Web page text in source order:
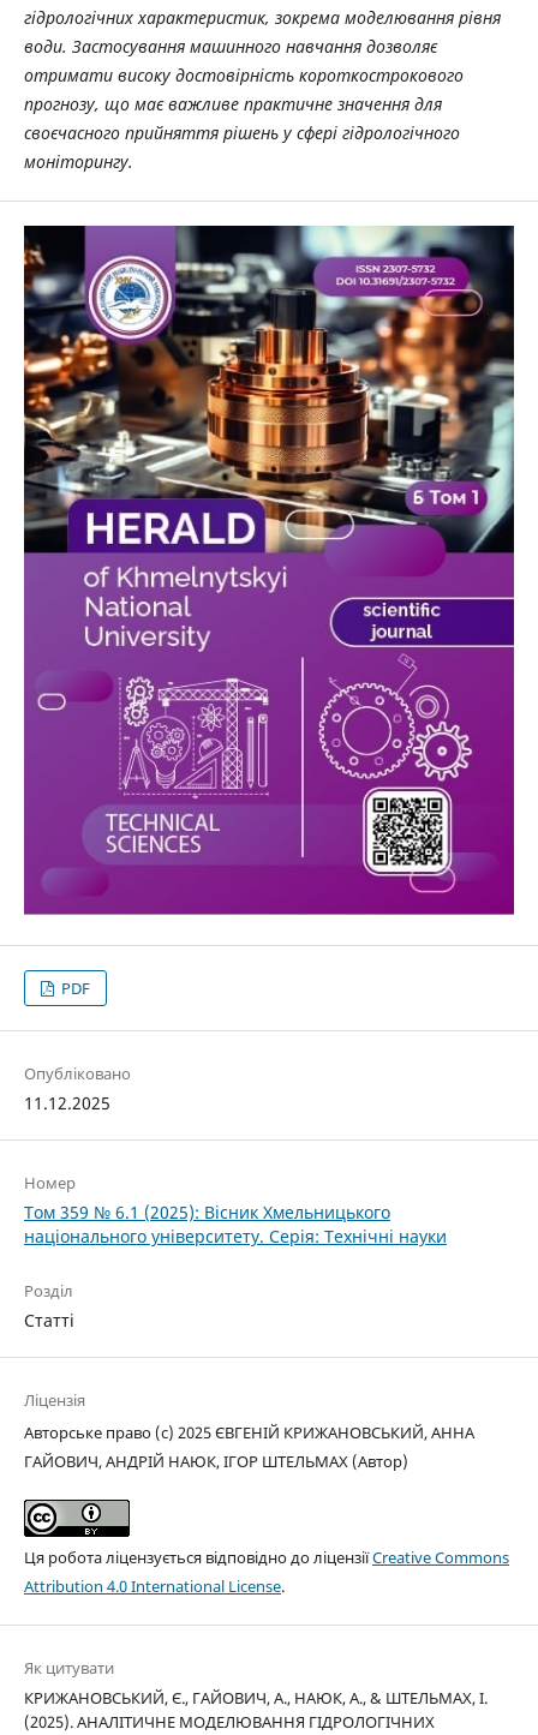
гідрологічних характеристик, зокрема моделювання рівня
води. Застосування машинного навчання дозволяє
отримати високу достовірність короткострокового
прогнозу, що має важливе практичне значення для
своєчасного прийняття рішень у сфері гідрологічного
моніторингу.
PDF
Опубліковано
11.12.2025
Номер
Том 359 № 6.1 (2025): Вісник Хмельницького
національного університету. Серія: Технічні науки
Розділ
Статті
Ліцензія
Авторське право (c) 2025 ЄВГЕНІЙ КРИЖАНОВСЬКИЙ, АННА
ГАЙОВИЧ, АНДРІЙ НАЮК, ІГОР ШТЕЛЬМАХ (Автор)
Ця робота ліцензується відповідно до ліцензіїCreative Commons
Attribution 4.0 International License.
Як цитувати
КРИЖАНОВСЬКИЙ, Є., ГАЙОВИЧ, А., НАЮК, А., & ШТЕЛЬМАХ, І.
(2025). АНАЛІТИЧНЕ МОДЕЛЮВАННЯ ГІДРОЛОГІЧНИХ